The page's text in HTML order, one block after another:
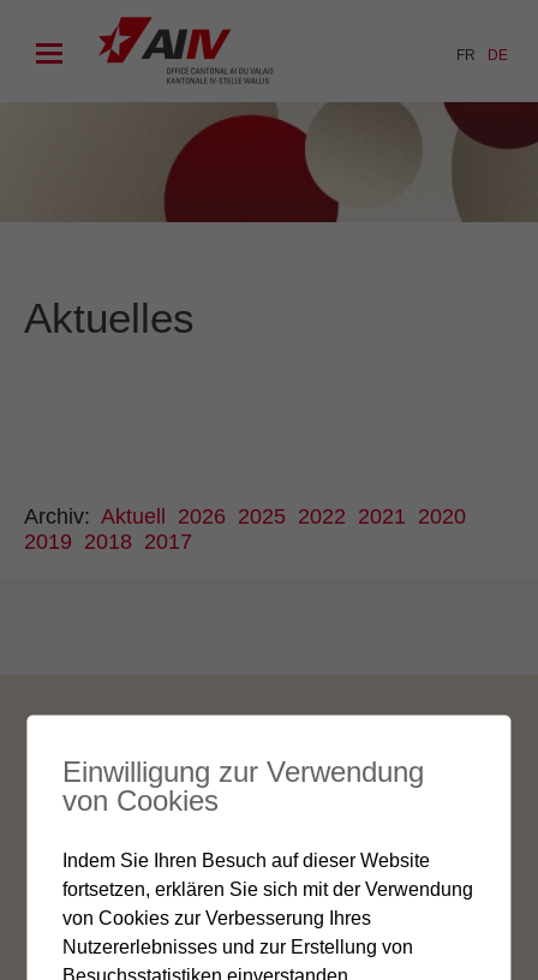
FR DE
Aktuelles
Archiv: Aktuell 2026 2025 2022 2021 2020
2019 2018 2017
Rechtliche Hinweise Cookie-Einstellungen
Einwilligung zur Verwendung
von Cookies
Indem Sie Ihren Besuch auf dieser Website
fortsetzen, erklären Sie sich mit der Verwendung
von Cookies zur Verbesserung Ihres
Nutzererlebnisses und zur Erstellung von
Besuchsstatistiken einverstanden.